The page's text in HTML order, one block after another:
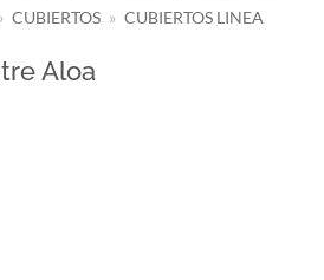
CUBIERTOS » CUBIERTOS LINEA
Aloa